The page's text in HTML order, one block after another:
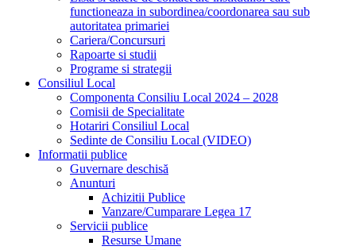
functioneaza in subordinea/coordonarea sau sub
autoritatea primariei
Cariera/Concursuri
Rapoarte si studii
Programe si strategii
Consiliul Local
Componenta Consiliu Local 2024 – 2028
Comisii de Specialitate
Hotariri Consiliul Local
Sedinte de Consiliu Local (VIDEO)
Informatii publice
Guvernare deschisă
Anunturi
Achizitii Publice
Vanzare/Cumparare Legea 17
Servicii publice
Resurse Umane